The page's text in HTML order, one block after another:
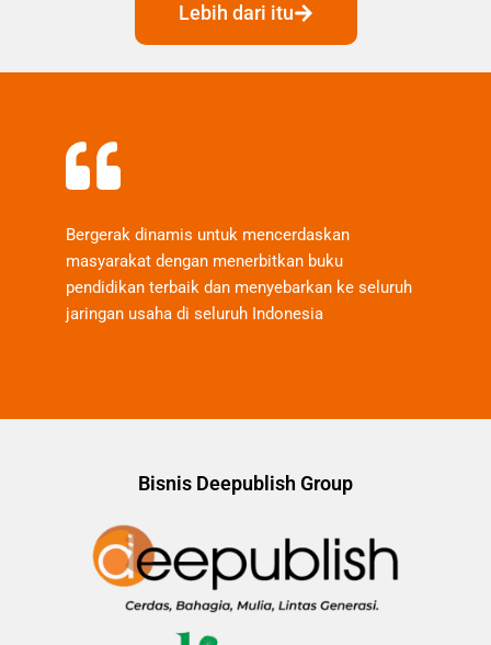
Lebih dari itu
Bergerak dinamis untuk mencerdaskan
masyarakat dengan menerbitkan buku
pendidikan terbaik dan menyebarkan ke seluruh
jaringan usaha di seluruh Indonesia
Bisnis Deepublish Group